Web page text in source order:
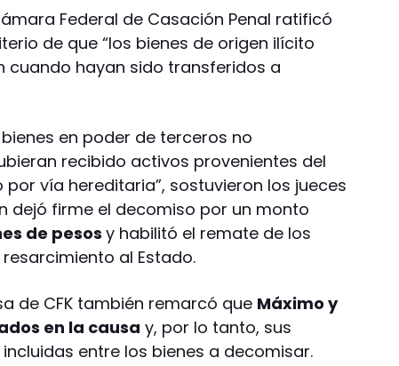
Federal de Casación Penal ratificó
de que “los bienes de origen ilícito
cuando hayan sido transferidos a
en poder de terceros no
recibido activos provenientes del
vía hereditaria”, sostuvieron los jueces
dejó firme el decomiso por un monto
de pesosy habilitó el remate de los
al Estado.
de CFK también remarcó que Máximo y
en la causa y, por lo tanto, sus
entre los bienes a decomisar.